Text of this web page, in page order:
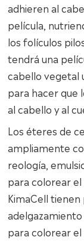
adhieren al
película,
los folículos
tendrá una
cabello vegetal
para hacer que
al cabello y al
Los éteres de
ampliamente
reología,
para colorear
KimaCell
para colorear